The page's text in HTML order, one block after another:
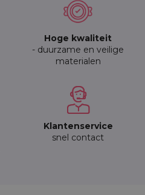
Hoge kwaliteit
- duurzame en veilige
materialen
Klantenservice
snel contact